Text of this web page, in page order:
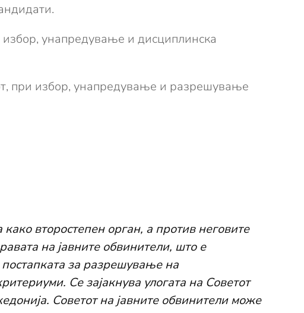
унапредување и дисциплинска
при избор, унапредување и разрешување
второстепен орган, а против неговите
на јавните обвинители, што е
за разрешување на
Се зајакнува улогата на Советот
Советот на јавните обвинители може